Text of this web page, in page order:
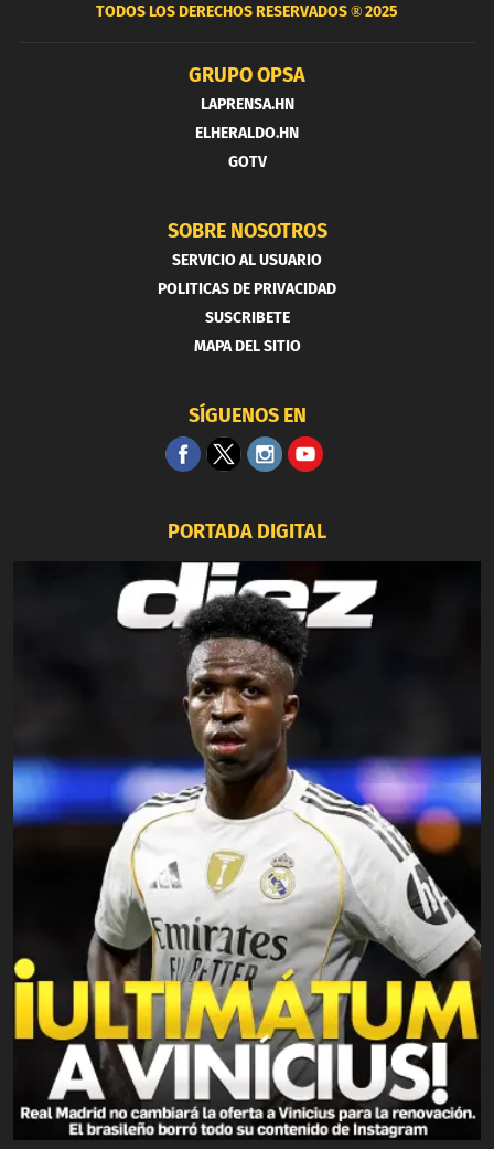
TODOS LOS DERECHOS RESERVADOS ®2025
GRUPO OPSA
LAPRENSA.HN
ELHERALDO.HN
GOTV
SOBRE NOSOTROS
SERVICIO AL USUARIO
POLITICAS DE PRIVACIDAD
SUSCRIBETE
MAPA DEL SITIO
SÍGUENOS EN
PORTADA DIGITAL